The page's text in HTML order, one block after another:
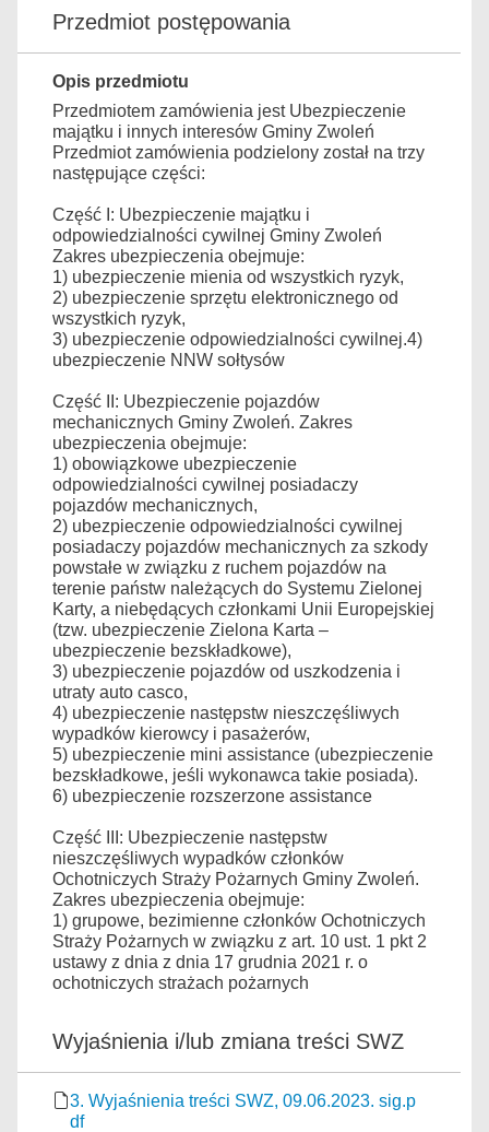
Przedmiot postępowania
Opis przedmiotu
Przedmiotem zamówienia jest Ubezpieczenie
majątku i innych interesów Gminy Zwoleń
Przedmiot zamówienia podzielony został na trzy
następujące części:
Część I: Ubezpieczenie majątku i
odpowiedzialności cywilnej Gminy Zwoleń
Zakres ubezpieczenia obejmuje:
1) ubezpieczenie mienia od wszystkich ryzyk,
2) ubezpieczenie sprzętu elektronicznego od
wszystkich ryzyk,
3) ubezpieczenie odpowiedzialności cywilnej.4)
ubezpieczenie NNW sołtysów
Część II: Ubezpieczenie pojazdów
mechanicznych Gminy Zwoleń. Zakres
ubezpieczenia obejmuje:
1) obowiązkowe ubezpieczenie
odpowiedzialności cywilnej posiadaczy
pojazdów mechanicznych,
2) ubezpieczenie odpowiedzialności cywilnej
posiadaczy pojazdów mechanicznych za szkody
powstałe w związku z ruchem pojazdów na
terenie państw należących do Systemu Zielonej
Karty, a niebędących członkami Unii Europejskiej
(tzw. ubezpieczenie Zielona Karta –
ubezpieczenie bezskładkowe),
3) ubezpieczenie pojazdów od uszkodzenia i
utraty auto casco,
4) ubezpieczenie następstw nieszczęśliwych
wypadków kierowcy i pasażerów,
5) ubezpieczenie mini assistance (ubezpieczenie
bezskładkowe, jeśli wykonawca takie posiada).
6) ubezpieczenie rozszerzone assistance
Część III: Ubezpieczenie następstw
nieszczęśliwych wypadków członków
Ochotniczych Straży Pożarnych Gminy Zwoleń.
Zakres ubezpieczenia obejmuje:
1) grupowe, bezimienne członków Ochotniczych
Straży Pożarnych w związku z art. 10 ust. 1 pkt 2
ustawy z dnia z dnia 17 grudnia 2021 r. o
ochotniczych strażach pożarnych
Wyjaśnienia i/lub zmiana treści SWZ
3. Wyjaśnienia treści SWZ, 09.06.2023. sig.p
df